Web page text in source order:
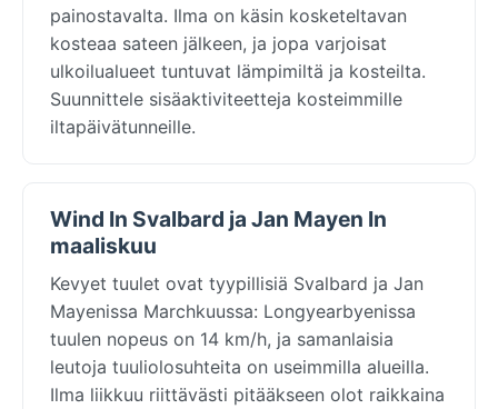
painostavalta. Ilma on käsin kosketeltavan
kosteaa sateen jälkeen, ja jopa varjoisat
ulkoilualueet tuntuvat lämpimiltä ja kosteilta.
Suunnittele sisäaktiviteetteja kosteimmille
iltapäivätunneille.
Wind In Svalbard ja Jan Mayen In
maaliskuu
Kevyet tuulet ovat tyypillisiä Svalbard ja Jan
Mayenissa Marchkuussa: Longyearbyenissa
tuulen nopeus on 14 km/h, ja samanlaisia
leutoja tuuliolosuhteita on useimmilla alueilla.
Ilma liikkuu riittävästi pitääkseen olot raikkaina